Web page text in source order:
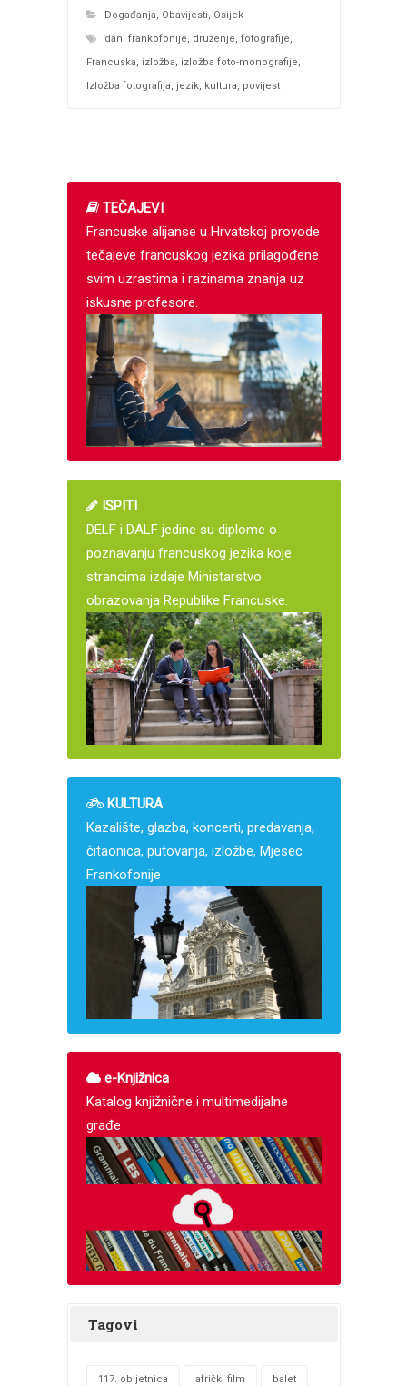
Događanja, Obavijesti, Osijek
dani frankofonije, druženje, fotografije,
Francuska, izložba, izložba foto-monografije,
Izložba fotografija, jezik, kultura, povijest
TEČAJEVI
Francuske alijanse u Hrvatskoj provode
tečajeve francuskog jezika prilagođene
svim uzrastima i razinama znanja uz
iskusne profesore.
ISPITI
DELF i DALF jedine su diplome o
poznavanju francuskog jezika koje
strancima izdaje Ministarstvo
obrazovanja Republike Francuske.
KULTURA
Kazalište, glazba, koncerti, predavanja,
čitaonica, putovanja, izložbe, Mjesec
Frankofonije
e-Knjižnica
Katalog knjižnične i multimedijalne
građe
Tagovi
117. obljetnica afrički film balet